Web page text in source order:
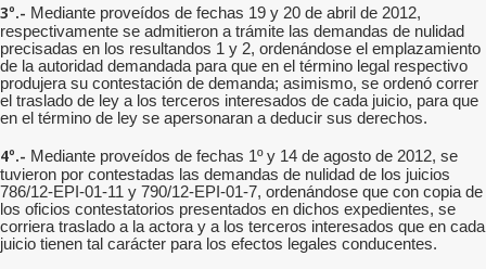
3º.- Mediante proveídos de fechas 19 y 20 de abril de 2012,
respectivamente se admitieron a trámite las demandas de nulidad
precisadas en los resultandos 1 y 2, ordenándose el emplazamiento
de la autoridad demandada para que en el término legal respectivo
produjera su contestación de demanda; asimismo, se ordenó correr
el traslado de ley a los terceros interesados de cada juicio, para que
en el término de ley se apersonaran a deducir sus derechos.
4º.- Mediante proveídos de fechas 1º y 14 de agosto de 2012, se
tuvieron por contestadas las demandas de nulidad de los juicios
786/12-EPI-01-11 y 790/12-EPI-01-7, ordenándose que con copia de
los oficios contestatorios presentados en dichos expedientes, se
corriera traslado a la actora y a los terceros interesados que en cada
juicio tienen tal carácter para los efectos legales conducentes.